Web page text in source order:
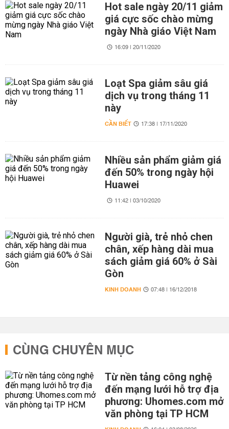
Hot sale ngày 20/11 giảm
giá cực sốc chào mừng
ngày Nhà giáo Việt Nam
16:09 | 20/11/2020
Loạt Spa giảm sâu giá
dịch vụ trong tháng 11
này
CẦN BIẾT 17:38 | 17/11/2020
Nhiều sản phẩm giảm giá
đến 50% trong ngày hội
Huawei
11:42 | 03/10/2020
Người già, trẻ nhỏ chen
chân, xếp hàng dài mua
sách giảm giá 60% ở Sài
Gòn
KINH DOANH 07:48 | 16/12/2018
CÙNG CHUYÊN MỤC
Từ nền tảng công nghệ
đến mạng lưới hỗ trợ địa
phương: Uhomes.com mở
văn phòng tại TP HCM